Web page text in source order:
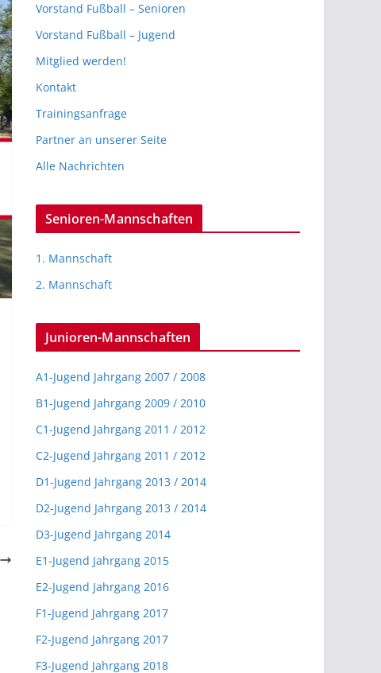
Vorstand Fußball – Senioren
Vorstand Fußball – Jugend
Mitglied werden!
Kontakt
Trainingsanfrage
Partner an unserer Seite
Alle Nachrichten
Senioren-Mannschaften
1. Mannschaft
2. Mannschaft
Junioren-Mannschaften
A1-Jugend Jahrgang 2007 / 2008
B1-Jugend Jahrgang 2009 / 2010
C1-Jugend Jahrgang 2011 / 2012
C2-Jugend Jahrgang 2011 / 2012
D1-Jugend Jahrgang 2013 / 2014
D2-Jugend Jahrgang 2013 / 2014
D3-Jugend Jahrgang 2014
E1-Jugend Jahrgang 2015
E2-Jugend Jahrgang 2016
F1-Jugend Jahrgang 2017
F2-Jugend Jahrgang 2017
F3-Jugend Jahrgang 2018